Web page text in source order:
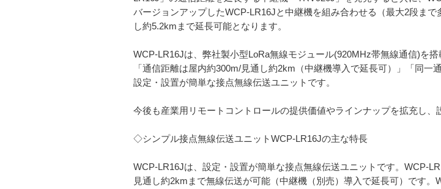
バージョンアップしたWCP-LR16Jと中継機を組み合わせる（最大2段ま
し約5.2kmまで延長可能となります。
WCP-LR16Jは、弊社製小型LoRa無線モジュール(920MHz帯無線通信)を
「通信距離は屋内約300m/見通し約2km（中継機導入で延長可）」「同一
設定・設置が簡単な接点無線伝送ユニットです。
今後も産業用リモートコントロールの提供価値やラインナップを拡充し、
◇シンプル接点無線伝送ユニットWCP-LR16Jの主な特長
WCP-LR16Jは、設定・設置が簡単な接点無線伝送ユニットです。WCP-
見通し約2kmまで無線伝送が可能（中継機（別売）導入で延長可）です